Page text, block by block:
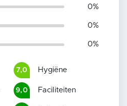
0%
0%
0%
7,0 Hygiëne
9,0 Faciliteiten